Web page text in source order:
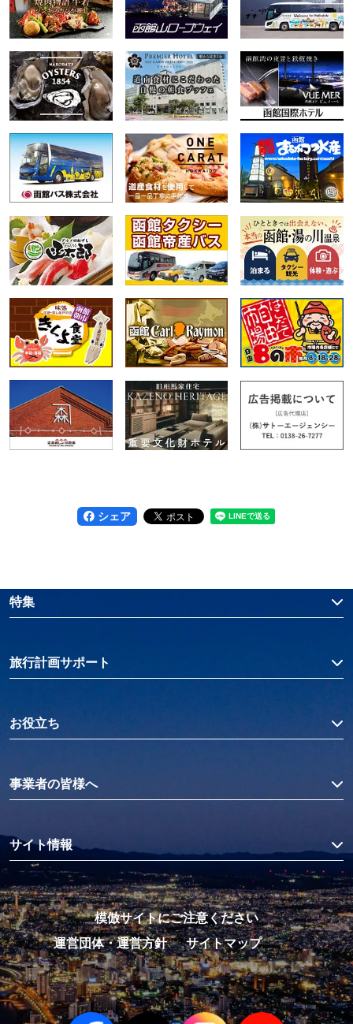
シェア
特集
旅行計画サポート
お役立ち
事業者の皆様へ
サイト情報
模倣サイトにご注意ください
運営団体・運営方針
サイトマップ